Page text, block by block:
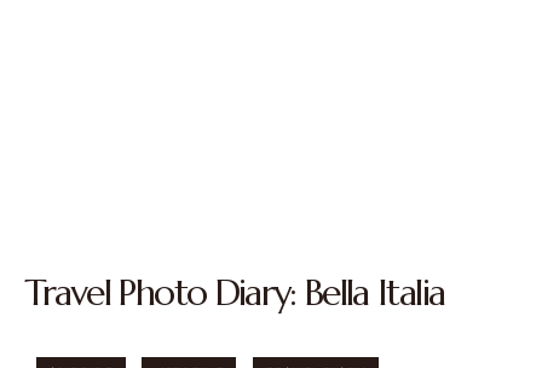
Travel Photo Diary: Bella Italia